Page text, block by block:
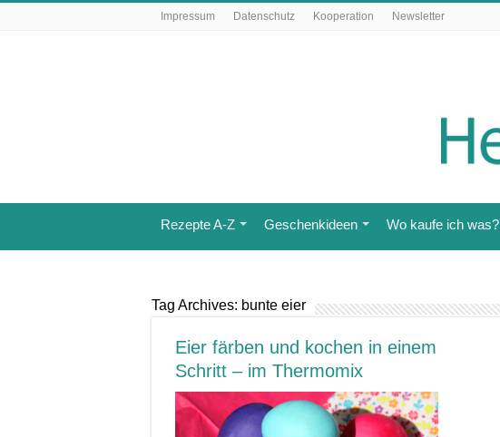
Impressum Datenschutz Kooperation Newsletter
Rezepte A-Z Geschenkideen Wo kaufe ich was?
Tag Archives: bunte eier
Eier färben und kochen in einem
Schritt – im Thermomix